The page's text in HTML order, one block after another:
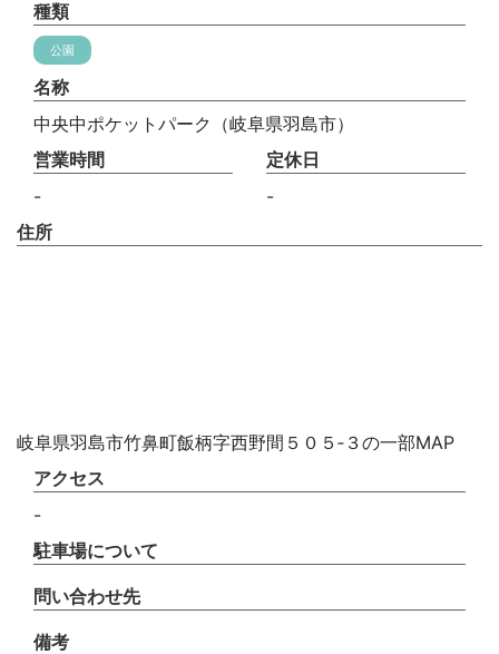
種類
公園
名称
中央中ポケットパーク（岐阜県羽島市）
営業時間
-
定休日
-
住所
岐阜県羽島市竹鼻町飯柄字西野間５０５‐３の一部MAP
アクセス
-
駐車場について
問い合わせ先
備考